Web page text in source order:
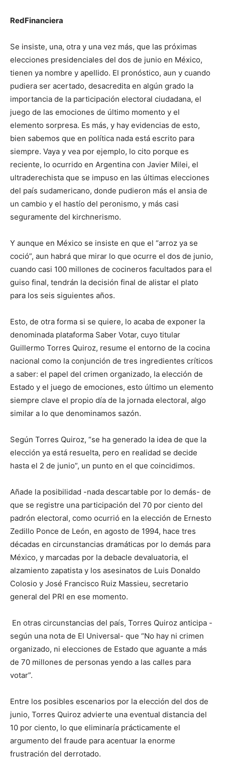
RedFinanciera
Se insiste, una, otra y una vez más, que las próximas
elecciones presidenciales del dos de junio en México,
tienen ya nombre y apellido. El pronóstico, aun y cuando
pudiera ser acertado, desacredita en algún grado la
importancia de la participación electoral ciudadana, el
juego de las emociones de último momento y el
elemento sorpresa. Es más, y hay evidencias de esto,
bien sabemos que en política nada está escrito para
siempre. Vaya y vea por ejemplo, lo cito porque es
reciente, lo ocurrido en Argentina con Javier Milei, el
ultraderechista que se impuso en las últimas elecciones
del país sudamericano, donde pudieron más el ansia de
un cambio y el hastío del peronismo, y más casi
seguramente del kirchnerismo.
Y aunque en México se insiste en que el “arroz ya se
coció”, aun habrá que mirar lo que ocurre el dos de junio,
cuando casi 100 millones de cocineros facultados para el
guiso final, tendrán la decisión final de alistar el plato
para los seis siguientes años.
Esto, de otra forma si se quiere, lo acaba de exponer la
denominada plataforma Saber Votar, cuyo titular
Guillermo Torres Quiroz, resume el entorno de la cocina
nacional como la conjunción de tres ingredientes críticos
a saber: el papel del crimen organizado, la elección de
Estado y el juego de emociones, esto último un elemento
siempre clave el propio día de la jornada electoral, algo
similar a lo que denominamos sazón.
Según Torres Quiroz, “se ha generado la idea de que la
elección ya está resuelta, pero en realidad se decide
hasta el 2 de junio”, un punto en el que coincidimos.
Añade la posibilidad -nada descartable por lo demás- de
que se registre una participación del 70 por ciento del
padrón electoral, como ocurrió en la elección de Ernesto
Zedillo Ponce de León, en agosto de 1994, hace tres
décadas en circunstancias dramáticas por lo demás para
México, y marcadas por la debacle devaluatoria, el
alzamiento zapatista y los asesinatos de Luis Donaldo
Colosio y José Francisco Ruiz Massieu, secretario
general del PRI en ese momento.
En otras circunstancias del país, Torres Quiroz anticipa -
según una nota de El Universal- que “No hay ni crimen
organizado, ni elecciones de Estado que aguante a más
de 70 millones de personas yendo a las calles para
votar”.
Entre los posibles escenarios por la elección del dos de
junio, Torres Quiroz advierte una eventual distancia del
10 por ciento, lo que eliminaría prácticamente el
argumento del fraude para acentuar la enorme
frustración del derrotado.